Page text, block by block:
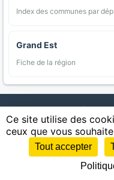
Index des communes par
Grand Est
Fiche de la région
AgriMap — Données
Appellations | Regions |
Littoral | Espaces naturels |
|
Sources : IGN, INSEE, Météo-
Ce site utilise des
ceux que vous
Tout accepter